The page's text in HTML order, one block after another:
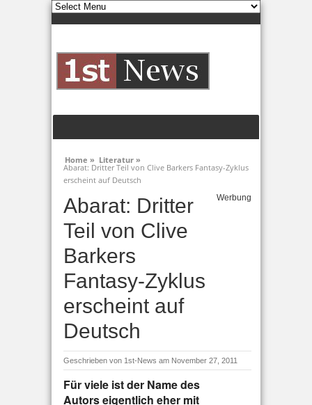
Home » Literatur »
Abarat: Dritter Teil von Clive Barkers Fantasy-Zyklus
erscheint auf Deutsch
Abarat: Dritter
Teil von Clive
Barkers
Fantasy-Zyklus
erscheint auf
Deutsch
Werbung
Geschrieben von 1st-News am November 27, 2011
Für viele ist der Name des
Autors eigentlich eher mit